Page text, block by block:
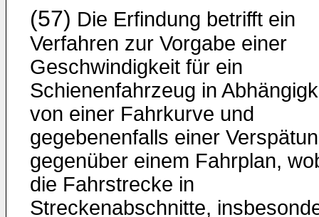
(57) Die Erfindung betrifft ein
Verfahren zur Vorgabe einer
Geschwindigkeit für ein
Schienenfahrzeug in
von einer Fahrkurve und
gegebenenfalls einer
gegenüber einem Fahrplan,
die Fahrstrecke in
Streckenabschnitte,